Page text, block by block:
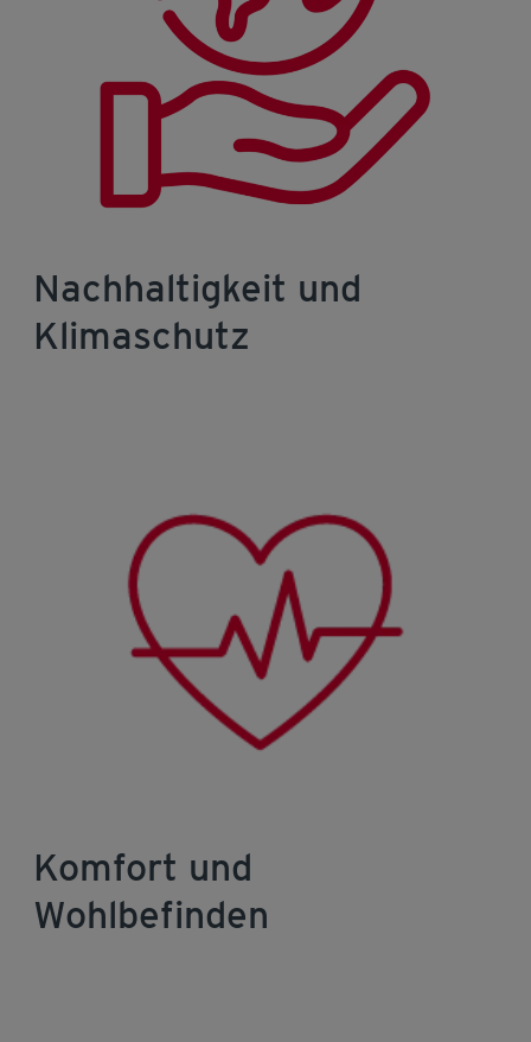
Nachhaltigkeit und
Klimaschutz
Komfort und
Wohlbefinden